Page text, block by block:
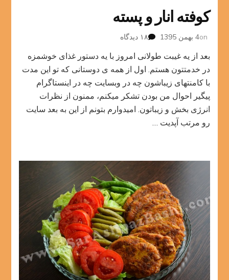
کوفته انار و پسته
on4 بهمن 1395 ۱۸ دیدگاه
انار
و
پسته
بعد از یه غیبت طولانی امروز با یه دستور غذای خوشمزه
در خدمتتون هستم. اول از همه ی دوستانی که تو این مدت
با کامنتهای زیباشون چه در وبسایت چه در اینستاگرام
پیگیر احوال من بودن تشکر میکنم، ممنون از نظرات
انرژی بخش و زیباتون. امیدوارم بتونم از این به بعد سایت
رو مرتب آپدیت …